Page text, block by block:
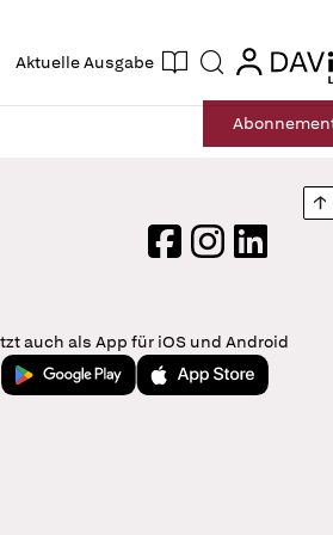
Aktuelle Ausgabe Suche login
login
Abo
FacebookInstagram
LinkedIn
auch als App für iOS und Android
Jetzt bei Google PlayLaden im App Store